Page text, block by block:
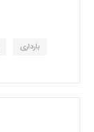
بارداری